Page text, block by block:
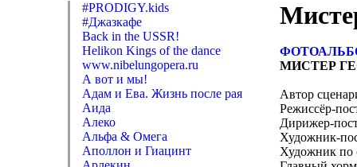
#PRODIGY.kids
#Джазкафе
Back in the USSR!
Helikon Kings of the dance
www.nibelungopera.ru
А вот и мы!
Адам и Ева. Жизнь после рая
Аида
Алеко
Альфа & Омега
Аполлон и Гиацинт
МИСТЕР
Автор
Режиссёр-
Дирижер-
Художник-
Художник по